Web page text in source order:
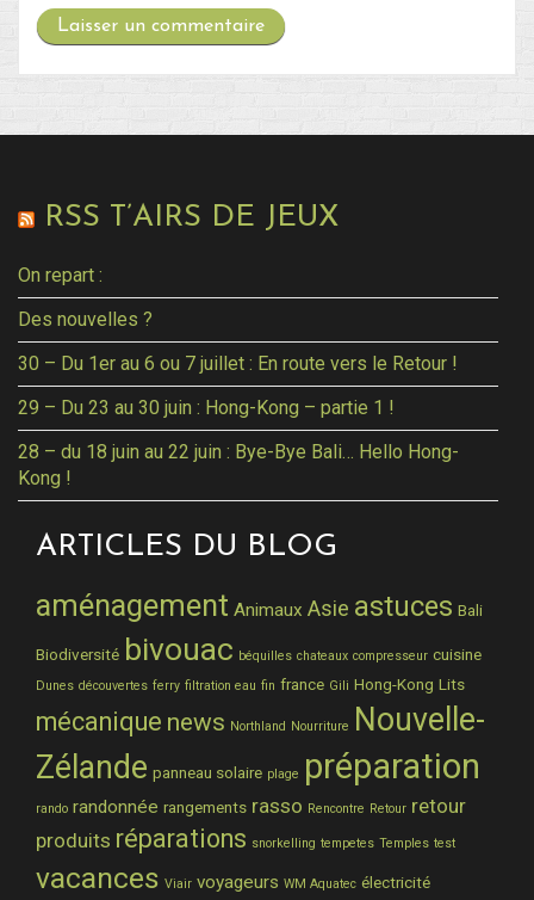
RSS T’AIRS DE JEUX
On repart :
Des nouvelles ?
30 – Du 1er au 6 ou 7 juillet : En route vers le Retour !
29 – Du 23 au 30 juin : Hong-Kong – partie 1 !
28 – du 18 juin au 22 juin : Bye-Bye Bali… Hello Hong-
Kong !
ARTICLES DU BLOG
aménagement Animaux Asie astuces Bali
Biodiversité bivouac béquilles chateaux compresseur cuisine
Dunes découvertes ferry filtration eau fin france Gili Hong-Kong Lits
mécanique news Northland Nourriture Nouvelle-
Zélande panneau solaire plage préparation
rando randonnée rangements rasso Rencontre Retour retour
produits réparations snorkelling tempetes Temples test
vacances Viair voyageurs WM Aquatec électricité